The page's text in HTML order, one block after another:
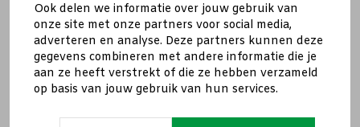
Ook delen we informatie over jouw gebruik van
onze site met onze partners voor social media,
adverteren en analyse. Deze partners kunnen deze
gegevens combineren met andere informatie die je
aan ze heeft verstrekt of die ze hebben verzameld
op basis van jouw gebruik van hun services.